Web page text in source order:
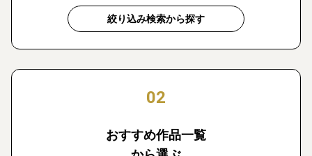
絞り込み検索から探す
02
おすすめ作品一覧